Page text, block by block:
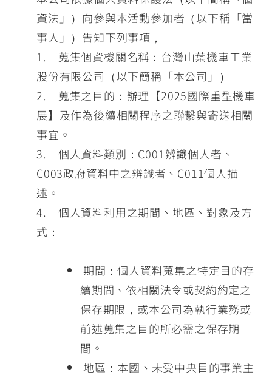
資法」）向參與本活動參加者（以下稱「當
事人」）告知下列事項，
1. 蒐集個資機關名稱：台灣山葉機車工業
股份有限公司（以下簡稱「本公司」）
2. 蒐集之目的：辦理【2025國際重型機車
展】及作為後續相關程序之聯繫與寄送相關
事宜。
3. 個人資料類別：C001辨識個人者、
C003政府資料中之辨識者、C011個人描
述。
4. 個人資料利用之期間、地區、對象及方
式：
期間：個人資料蒐集之特定目的存
續期間、依相關法令或契約約定之
保存期限，或本公司為執行業務或
前述蒐集之目的所必需之保存期
間。
地區：本國、未受中央目的事業主